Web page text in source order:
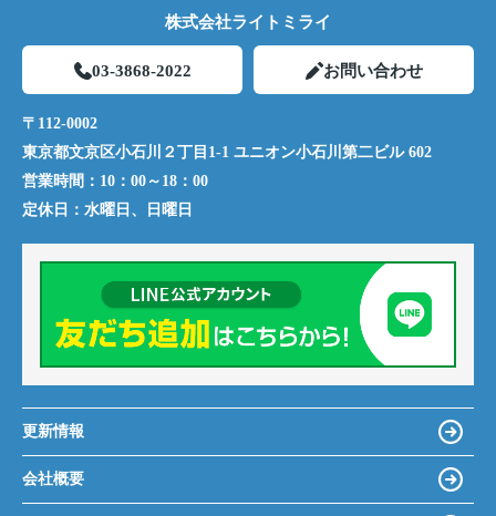
株式会社ライトミライ
03-3868-2022 お問い合わせ
〒112-0002
東京都文京区小石川２丁目1-1 ユニオン小石川第二ビル 602
営業時間： 10：00～18：00
定休日： 水曜日、日曜日
更新情報
会社概要